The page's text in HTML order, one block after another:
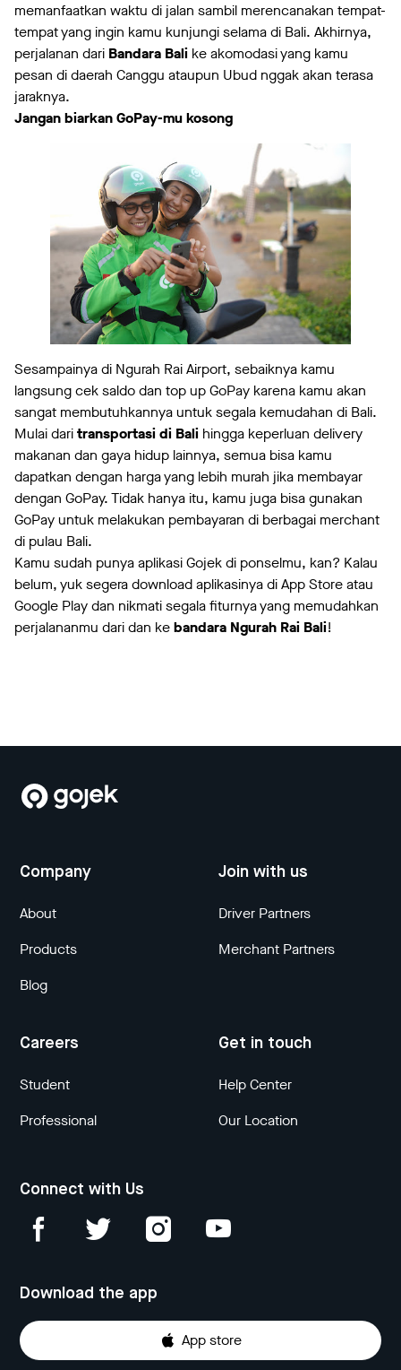
memanfaatkan waktu di jalan sambil merencanakan tempat-
tempat yang ingin kamu kunjungi selama di Bali. Akhirnya,
perjalanan dari Bandara Bali ke akomodasi yang kamu
pesan di daerah Canggu ataupun Ubud nggak akan terasa
jaraknya.
Jangan biarkan GoPay-mu kosong
Sesampainya di Ngurah Rai Airport, sebaiknya kamu
langsung cek saldo dan top up GoPay karena kamu akan
sangat membutuhkannya untuk segala kemudahan di Bali.
Mulai daritransportasi di Bali hingga keperluan delivery
makanan dan gaya hidup lainnya, semua bisa kamu
dapatkan dengan harga yang lebih murah jika membayar
dengan GoPay. Tidak hanya itu, kamu juga bisa gunakan
GoPay untuk melakukan pembayaran di berbagai merchant
di pulau Bali.
Kamu sudah punya aplikasi Gojek di ponselmu, kan? Kalau
belum, yuk segera download aplikasinya di App Store atau
Google Play dan nikmati segala fiturnya yang memudahkan
perjalananmu dari dan kebandara Ngurah Rai Bali!
Company
About
Products
Blog
Join with us
Driver Partners
Merchant Partners
Careers
Student
Professional
Get in touch
Help Center
Our Location
Connect with Us
Download the app
App store